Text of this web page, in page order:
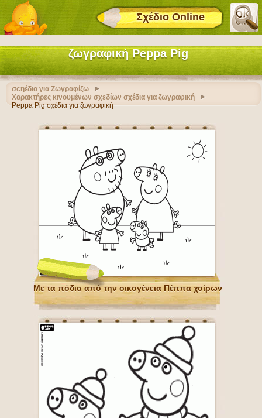
Σχέδιο Online
ζωγραφική Peppa Pig
σcηέδια για Ζωγραφίζω
Χαρακτήρες κινουμένων σχεδίων σχέδια για ζωγραφική
Peppa Pig σχέδια για ζωγραφική
Με τα πόδια από την οικογένεια Πέππα χοίρων